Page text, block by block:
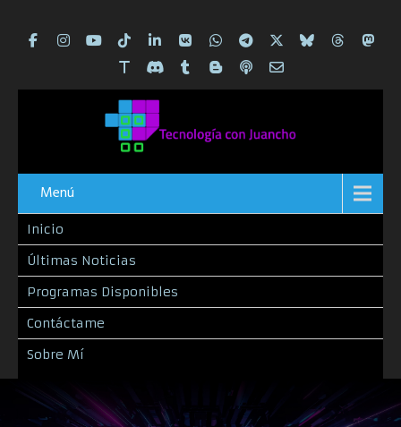
Menú
Inicio
Últimas Noticias
Programas Disponibles
Contáctame
Sobre Mí